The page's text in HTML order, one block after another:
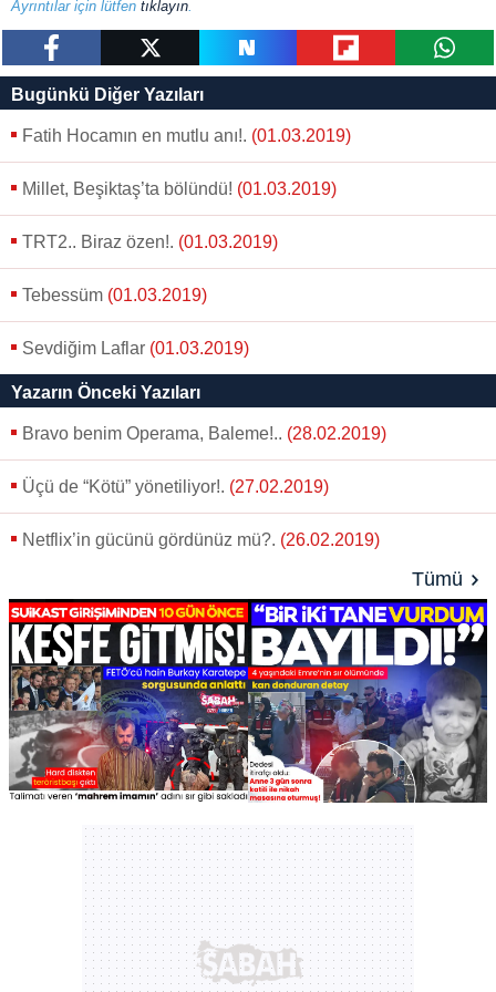
Çerezlere ilişkin tercihlerinizi aşağıda yer alan panel
vasıtasıyla belirleyebilirsiniz. Çerezlere ilişkin detaylı bilgi
için Ayarlar butonuna tıklayabilir,
Metnimiziziyaret edebilirsiniz.
6698 sayılı Kişisel Verilerin Korunması Kanunu uyarınca
hazırlanmış Aydınlatma Metnimizi okumak ve sitemizde
ilgili mevzuata uygun olarak kullanılan çerezlerle ilgili bilgi
almak için lütfentıklayınız.
Ayrıntılar için lütfen tıklayın.
Bugünkü Diğer Yazıları
Fatih Hocamın en mutlu anı!. (01.03.2019)
Millet, Beşiktaş’ta bölündü! (01.03.2019)
TRT2.. Biraz özen!. (01.03.2019)
Tebessüm (01.03.2019)
Sevdiğim Laflar (01.03.2019)
Yazarın Önceki Yazıları
Bravo benim Operama, Baleme!.. (28.02.2019)
Üçü de “Kötü” yönetiliyor!. (27.02.2019)
Netflix’in gücünü gördünüz mü?. (26.02.2019)
Tümü